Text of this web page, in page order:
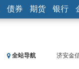
债券 期货 银行
全站导航
济安金